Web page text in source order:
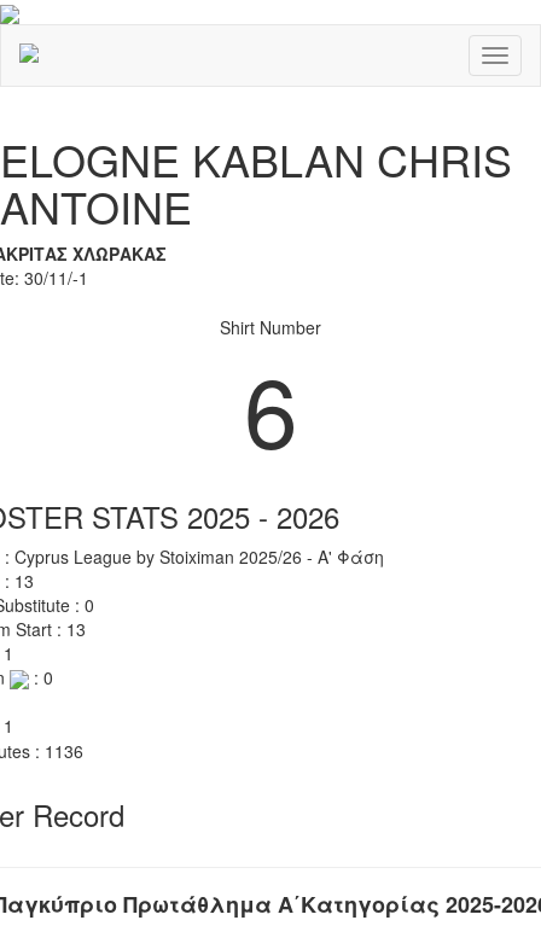
ELOGNE KABLAN CHRIS
ANTOINE
ΧΛΩΡΑΚΑΣ
30/11/-1
Shirt Number
6
STATS 2025 - 2026
: Cyprus League by Stoiximan 2025/26 - Α' Φάση
: 13
: 0
Start : 13
: 0
: 1136
Record
Πρωτάθλημα Α΄Κατηγορίας 2025-